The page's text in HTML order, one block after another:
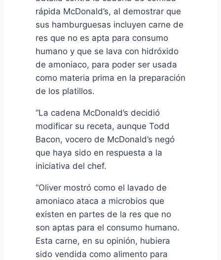
rápida McDonald’s, al demostrar que
sus hamburguesas incluyen carne de
res que no es apta para consumo
humano y que se lava con hidróxido
de amoniaco, para poder ser usada
como materia prima en la preparación
de los platillos.
“La cadena McDonald’s decidió
modificar su receta, aunque Todd
Bacon, vocero de McDonald’s negó
que haya sido en respuesta a la
iniciativa del chef.
“Oliver mostró como el lavado de
amoniaco ataca a microbios que
existen en partes de la res que no
son aptas para el consumo humano.
Esta carne, en su opinión, hubiera
sido vendida como alimento para